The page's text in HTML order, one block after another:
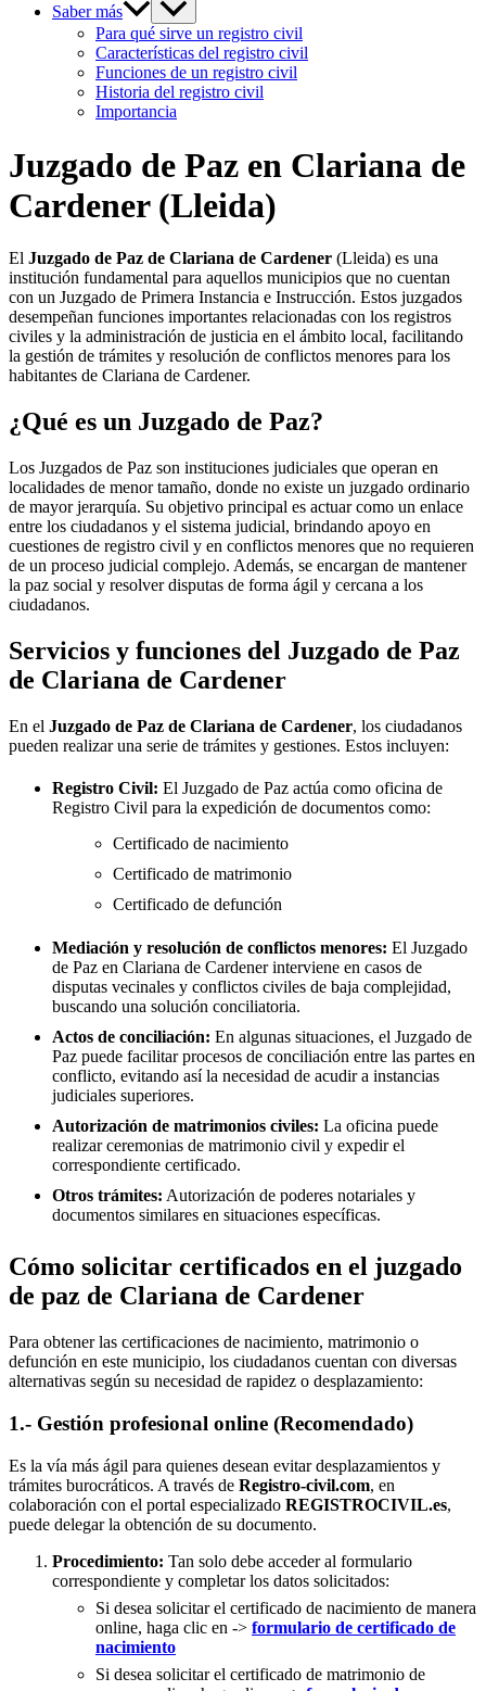
Saber más
Para qué sirve un registro civil
Características del registro civil
Funciones de un registro civil
Historia del registro civil
Importancia
Juzgado de Paz en Clariana de
Cardener(Lleida)
El Juzgado de Paz de Clariana de Cardener (Lleida) es una
institución fundamental para aquellos municipios que no cuentan
con un Juzgado de Primera Instancia e Instrucción. Estos juzgados
desempeñan funciones importantes relacionadas con los registros
civiles y la administración de justicia en el ámbito local, facilitando
la gestión de trámites y resolución de conflictos menores para los
habitantes de Clariana de Cardener.
¿Qué es un Juzgado de Paz?
Los Juzgados de Paz son instituciones judiciales que operan en
localidades de menor tamaño, donde no existe un juzgado ordinario
de mayor jerarquía. Su objetivo principal es actuar como un enlace
entre los ciudadanos y el sistema judicial, brindando apoyo en
cuestiones de registro civil y en conflictos menores que no requieren
de un proceso judicial complejo. Además, se encargan de mantener
la paz social y resolver disputas de forma ágil y cercana a los
ciudadanos.
Servicios y funciones del Juzgado de Paz
de Clariana de Cardener
En el Juzgado de Paz de Clariana de Cardener, los ciudadanos
pueden realizar una serie de trámites y gestiones. Estos incluyen:
Registro Civil: El Juzgado de Paz actúa como oficina de
Registro Civil para la expedición de documentos como:
Certificado de nacimiento
Certificado de matrimonio
Certificado de defunción
Mediación y resolución de conflictos menores: El Juzgado
de Paz en Clariana de Cardenerinterviene en casos de
disputas vecinales y conflictos civiles de baja complejidad,
buscando una solución conciliatoria.
Actos de conciliación: En algunas situaciones, el Juzgado de
Paz puede facilitar procesos de conciliación entre las partes en
conflicto, evitando así la necesidad de acudir a instancias
judiciales superiores.
Autorización de matrimonios civiles: La oficina puede
realizar ceremonias de matrimonio civil y expedir el
correspondiente certificado.
Otros trámites: Autorización de poderes notariales y
documentos similares en situaciones específicas.
Cómo solicitar certificados en el juzgado
de paz de Clariana de Cardener
Para obtener las certificaciones de nacimiento, matrimonio o
defunción en este municipio, los ciudadanos cuentan con diversas
alternativas según su necesidad de rapidez o desplazamiento:
1.- Gestión profesional online (Recomendado)
Es la vía más ágil para quienes desean evitar desplazamientos y
trámites burocráticos. A través de Registro-civil.com, en
colaboración con el portal especializado REGISTROCIVIL.es,
puede delegar la obtención de su documento.
Procedimiento: Tan solo debe acceder al formulario
correspondiente y completar los datos solicitados:
Si desea solicitar el certificado de nacimiento de manera
online, haga clic en -> formulario de certificado de
nacimiento
Si desea solicitar el certificado de matrimonio de